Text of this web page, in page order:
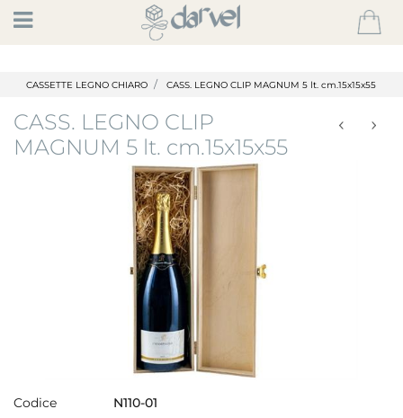
Open
CASSETTE LEGNO CHIARO CASS. LEGNO CLIP MAGNUM 5 lt. cm.15x15x55
CASS. LEGNO CLIP
MAGNUM 5 lt. cm.15x15x55
Codice
N110-01